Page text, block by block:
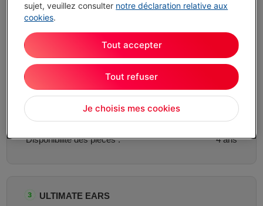
Disponibilité des pièces :
3 ans
SONY
Score de durabilité :
/200
Fiabilité :
176
Réparabilité :
40
Disponibilité des pièces :
4 ans
ULTIMATE EARS
sujet, veuillez consulter notre déclaration relative aux
cookies.
Je choisis mes cookies
Tout refuser
Tout accepter